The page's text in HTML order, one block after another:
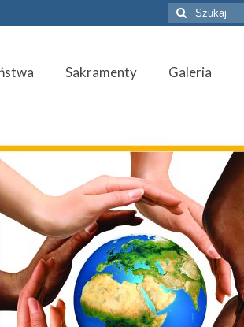
Szuklaj
w:
Sakramenty Galeria